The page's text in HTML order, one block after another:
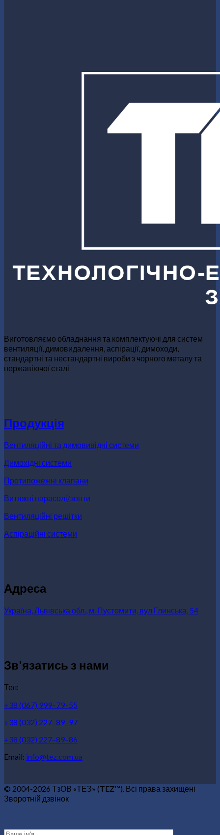
Виготовляємо обладнання та комплектуючі для систем
вентиляції, димовидалення, аспірації, димоходи,
стандартні та нестандартні вироби з чорного металу та
нержавіючої сталі
Продукція
Вентиляційні та димовивідні системи
Димохідні системи
Протипожежні клапани
Витяжні парасолі/зонти
Вентиляційні решітки
Аспіраційні системи
Адреса
Україна, Львівська обл., м. Пустомити, вул Глинська, 54
Зв'язатись з нами
Тел:
+38 (067) 999–79–55
+38 (032) 227–89–97
+38 (032) 227–89–86
Email: info@tez.com.ua
© 2004-2026 ТзОВ «ТЕЗ» (TEZ™). Всі права захищені
Зворотній дзвінок